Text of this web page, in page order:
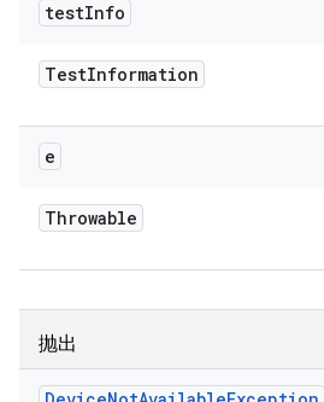
testInfo
TestInformation
e
Throwable
抛出